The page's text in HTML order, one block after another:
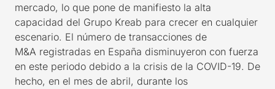
mercado, lo que pone de manifiesto la alta
capacidad del Grupo Kreab para crecer en cualquier
escenario. El número de transacciones de
M&A registradas en España disminuyeron con fuerza
en este periodo debido a la crisis de la COVID-19. De
hecho, en el mes de abril, durante los